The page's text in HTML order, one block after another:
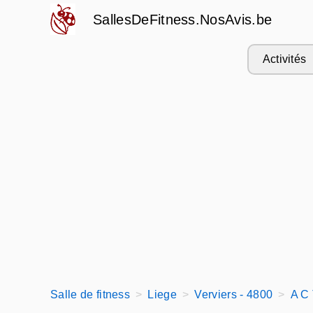
SallesDeFitness.NosAvis.be
Activités
Salle de fitness Liege Verviers - 4800 A C